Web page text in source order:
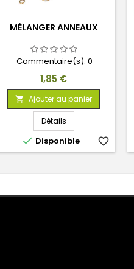
MÉLANGER ANNEAUX
Commentaire(s): 0
Prix
1,85 €
 Ajouter au panier
Détails
 Disponible favorite_border